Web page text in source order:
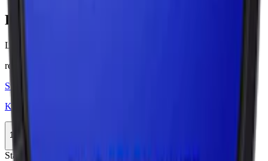
Färskt snus
Läs mer om hur du förvarar Knox Karaktär Purple
relaterade produkter
Styrka Normal · Large
Knox Karaktär Red White Portion
11-pack
Stark